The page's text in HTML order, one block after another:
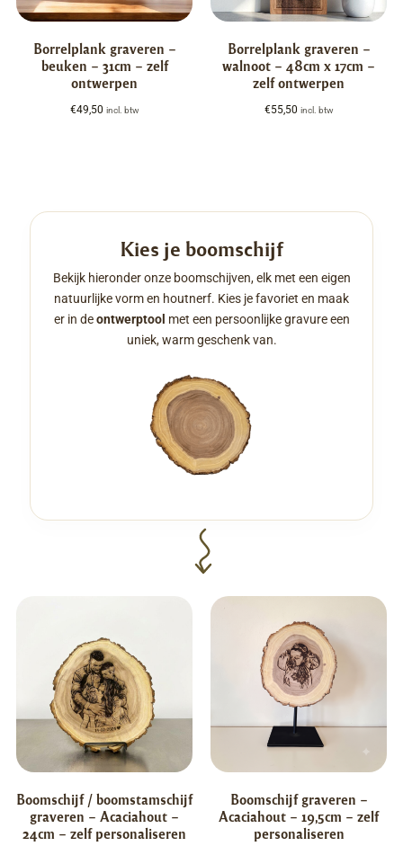
Borrelplank graveren –
beuken – 31cm – zelf
ontwerpen
€49,50 incl. btw
Borrelplank graveren –
walnoot – 48cm x 17cm –
zelf ontwerpen
€55,50 incl. btw
Kies je boomschijf
Bekijk hieronder onze boomschijven, elk met een eigen
natuurlijke vorm en houtnerf. Kies je favoriet en maak
er in deontwerptool met een persoonlijke gravure een
uniek, warm geschenk van.
Boomschijf / boomstamschijf
graveren – Acaciahout –
24cm – zelf personaliseren
Boomschijf graveren –
Acaciahout – 19,5cm – zelf
personaliseren